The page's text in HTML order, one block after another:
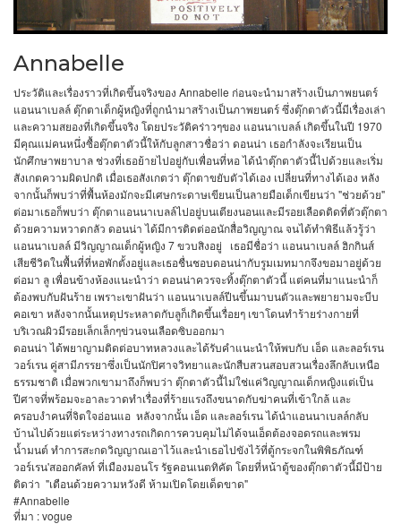
Annabelle
ประวัติและเรื่องราวที่เกิดขึ้นจริงของ Annabelle ก่อนจะนำมาสร้างเป็นภาพยนตร์
แอนนาเบลล์ ตุ๊กตาเด็กผู้หญิงที่ถูกนำมาสร้างเป็นภาพยนตร์ ซึ่งตุ๊กตาตัวนี้มีเรื่องเล่า
และความสยองที่เกิดขึ้นจริง โดยประวัติคร่าวๆของ แอนนาเบลล์ เกิดขึ้นในปี 1970
มีคุณแม่คนหนึ่งซื้อตุ๊กตาตัวนี้ให้กับลูกสาวชื่อว่า ดอนน่า เธอกำลังจะเรียนเป็น
นักศึกษาพยาบาล ช่วงที่เธอย้ายไปอยู่กับเพื่อนที่หอ ได้นำตุ๊กตาตัวนี้ไปด้วยและเริ่ม
สังเกตความผิดปกติ เมื่อเธอสังเกตว่า ตุ๊กตาขยับตัวได้เอง เปลี่ยนที่ทางได้เอง หลัง
จากนั้นก็พบว่าที่พื้นห้องมักจะมีเศษกระดาษเขียนเป็นลายมือเด็กเขียนว่า "ช่วยด้วย"
ต่อมาเธอก็พบว่า ตุ๊กตาแอนนาเบลล์ไปอยู่บนเตียงนอนและมีรอยเลือดติดที่ตัวตุ๊กตา
ด้วยความหวาดกลัว ดอนน่า ได้มีการติดต่ออนักสื่อวิญญาณ จนได้ทำพิธีแล้วรู้ว่า
แอนนาเบลล์ มีวิญญาณเด็กผู้หญิง 7 ขวบสิงอยู่ เธอมีชื่อว่า แอนนาเบลล์ ฮิกกินส์
เสียชีวิตในพื้นที่ที่หอพักตั้งอยู่และเธอชื่นชอบดอนน่ากับรูมเมทมากจึงขอมาอยู่ด้วย
ต่อมา ลู เพื่อนข้างห้องแนะนำว่า ดอนน่าควรจะทิ้งตุ๊กตาตัวนี้ แต่คนที่มาแนะนำก็
ต้องพบกับฝันร้าย เพราะเขาฝันว่า แอนนาเบลล์ปีนขึ้นมาบนตัวและพยายามจะบีบ
คอเขา หลังจากนั้นเหตุประหลาดกับลูก็เกิดขึ้นเรื่อยๆ เขาโดนทำร้ายร่างกายที่
บริเวณผิวมีรอยเล็กเล็กๆข่วนจนเลือดซิบออกมา
ดอนน่า ได้พยาญามติดต่อบาทหลวงและได้รับคำแนะนำให้พบกับ เอ็ด และลอร์เรน
วอร์เรน คู่สามีภรรยาซึ่งเป็นนักปิศาจวิทยาและนักสืบสวนสอบสวนเรื่องลึกลับเหนือ
ธรรมชาติ เมื่อพวกเขามาถึงก็พบว่า ตุ๊กตาตัวนี้ไม่ใช่แค่วิญญาณเด็กหญิงแต่เป็น
ปีศาจที่พร้อมจะอาละวาดทำเรื่องที่ร้ายแรงถึงขนาดกับฆ่าคนที่เข้าใกล้ และ
ครอบงำคนที่จิตใจอ่อนแอ หลังจากนั้น เอ็ด และลอร์เรน ได้นำแอนนาเบลล์กลับ
บ้านไปด้วยแต่ระหว่างทางรถเกิดการควบคุมไม่ได้จนเอ็ดต้องจอดรถและพรม
น้ำมนต์ ทำการสะกดวิญญาณเอาไว้และนำเธอไปขังไว้ที่ตู้กระจกในพิพิธภัณฑ์
วอร์เรน'สออกคัลท์ ที่เมืองมอนโร รัฐคอนเนตทิคัต โดยที่หน้าตู้ของตุ๊กตาตัวนี้มีป้าย
ติดว่า "เตือนด้วยความหวังดี ห้ามเปิดโดยเด็ดขาด"
#Annabelle
ที่มา : vogue